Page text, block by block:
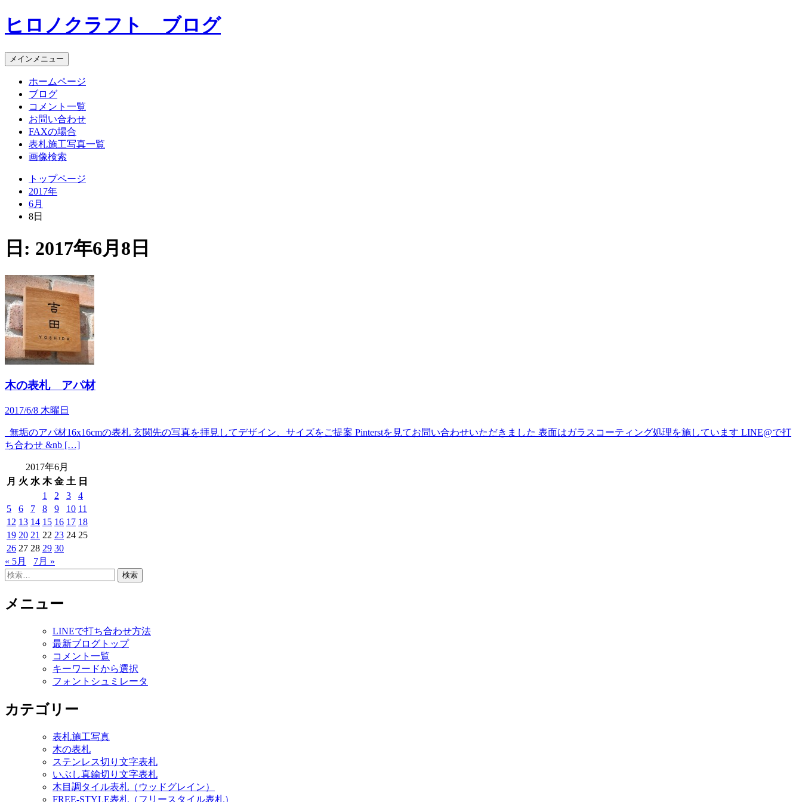
コ
ン
ン
ツ
ヒロノクラフト ブログ
メインメニュー
ホームページ
ブログ
コメント一覧
お問い合わせ
FAXの場合
表札施工写真一覧
画像検索
トップページ
2017年
6月
8日
日: 2017年6月8日
木の表札 アパ材
2017/6/8 木曜日
無垢のアパ材16x16cmの表札 玄関先の写真を拝見してデザイン、サイズをご提案 Pinterstを見てお問い合わせいただきました 表面はガラスコーティング処理を施しています LINE@で打
ち合わせ &nb […]
2017年6月
月 火 水 木 金 土 日
1
2 3
4
5
6 7 8 9 10 11
12 13 14 15 16 17 18
19 20 21 22 23 24 25
26 27 28 29 30
« 5月
7月 »
検
メニュー
LINEで打ち合わせ方法
最新ブログトップ
コメント一覧
キーワードから選択
フォントシュミレータ
カテゴリー
表札施工写真
木の表札
ステンレス切り文字表札
いぶし真鍮切り文字表札
木目調タイル表札（ウッドグレイン）
FREE-STYLE表札（フリースタイル表札）